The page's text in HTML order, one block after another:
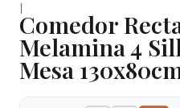
|
Comedor
Melamina 4
Mesa